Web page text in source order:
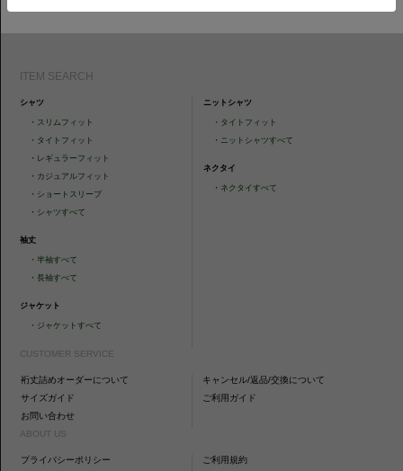
ITEM SEARCH
シャツ
・ スリムフィット
・ タイトフィット
・ レギュラーフィット
・ カジュアルフィット
・ ショートスリーブ
・ シャツすべて
袖丈
・半袖すべて
・長袖すべて
ジャケット
・ ジャケットすべて
ニットシャツ
・ タイトフィット
・ ニットシャツすべて
ネクタイ
・ ネクタイすべて
CUSTOMER SERVICE
裄丈詰めオーダーについて
キャンセル/返品/交換について
サイズガイド
ご利用ガイド
お問い合わせ
ABOUT US
プライバシーポリシー
ご利用規約